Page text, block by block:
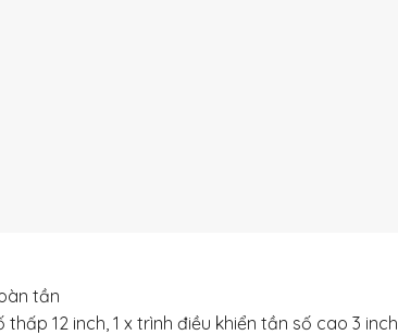
tần
12 inch, 1 x trình điều khiển tần số cao 3 inch